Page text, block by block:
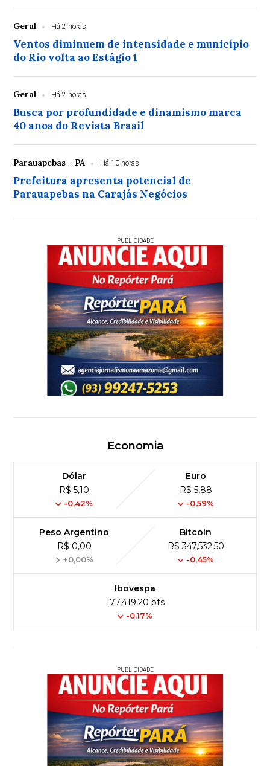
Geral Há 2 horas
Ventos diminuem de intensidade e município
do Rio volta ao Estágio 1
Geral Há 2 horas
Busca por profundidade e dinamismo marca
40 anos do Revista Brasil
Parauapebas - PA Há 10 horas
Prefeitura apresenta potencial de
Parauapebas na Carajás Negócios
PUBLICIDADE
Economia
Dólar
R$ 5,10
-0,42%
Euro
R$ 5,88
-0,59%
Peso Argentino
R$ 0,00
+0,00%
Bitcoin
R$ 347,532,50
-0,45%
Ibovespa
177,419,20 pts
-0.17%
PUBLICIDADE